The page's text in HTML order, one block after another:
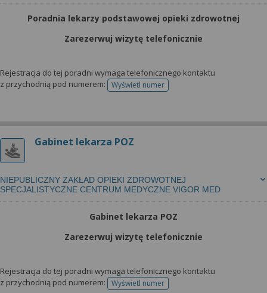
Poradnia lekarzy podstawowej opieki zdrowotnej
Zarezerwuj wizytę telefonicznie
Rejestracja do tej poradni wymaga telefonicznego kontaktu
z przychodnią pod numerem:
Wyświetl numertelefonu do rejestracji
Gabinet lekarza POZ
NIEPUBLICZNY ZAKŁAD OPIEKI ZDROWOTNEJ
SPECJALISTYCZNE CENTRUM MEDYCZNE VIGOR MED
Gabinet lekarza POZ
Zarezerwuj wizytę telefonicznie
Rejestracja do tej poradni wymaga telefonicznego kontaktu
z przychodnią pod numerem:
Wyświetl numertelefonu do rejestracji